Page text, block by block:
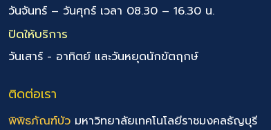
วันจันทร์ – วันศุกร์ เวลา 08.30 – 16.30 น.
ปิดให้บริการ
วันเสาร์ - อาทิตย์ และวันหยุดนักขัตฤกษ์
ติดต่อเรา
พิพิธภัณฑ์บัว มหาวิทยาลัยเทคโนโลยีราชมงคลธัญบุรี